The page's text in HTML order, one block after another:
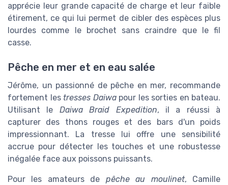
apprécie leur grande capacité de charge et leur faible
étirement, ce qui lui permet de cibler des espèces plus
lourdes comme le brochet sans craindre que le fil
casse.
Pêche en mer et en eau salée
Jérôme, un passionné de pêche en mer, recommande
fortement les tresses Daiwapour les sorties en bateau.
Utilisant le Daiwa Braid Expedition, il a réussi à
capturer des thons rouges et des bars d'un poids
impressionnant. La tresse lui offre une sensibilité
accrue pour détecter les touches et une robustesse
inégalée face aux poissons puissants.
Pour les amateurs de pêche au moulinet, Camille